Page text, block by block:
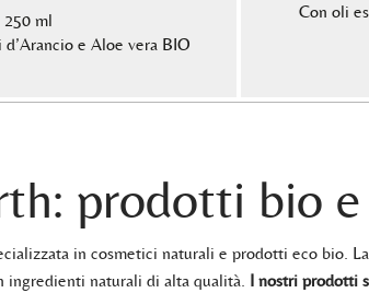
250 ml
e Aloe vera BIO
Con oli
prodotti bio
in cosmetici naturali e prodotti eco bio.
ingredienti naturali di alta qualità. I nostri prodotti